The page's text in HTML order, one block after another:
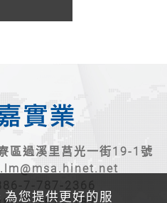
您提供更好的服
區過溪里莒光一街19-1號
7-787-2366